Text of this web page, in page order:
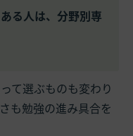
る人は、分野別専
て選ぶものも変わり
も勉強の進み具合を